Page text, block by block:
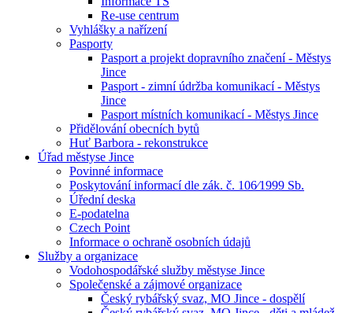
Re-use centrum
Vyhlášky a nařízení
Pasporty
Pasport a projekt dopravního značení - Městys
Jince
Pasport - zimní údržba komunikací - Městys
Jince
Pasport místních komunikací - Městys Jince
Přidělování obecních bytů
Huť Barbora - rekonstrukce
Úřad městyse Jince
Povinné informace
Poskytování informací dle zák. č. 106⁄1999 Sb.
Úřední deska
E-podatelna
Czech Point
Informace o ochraně osobních údajů
Služby a organizace
Vodohospodářské služby městyse Jince
Společenské a zájmové organizace
Český rybářský svaz, MO Jince - dospělí